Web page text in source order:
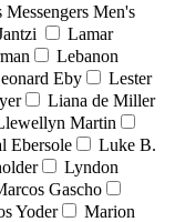
Men's
Lamar
Lebanon
Eby
Lester
Liana de Miller
Martin
Ebersole
Luke B.
Lyndon
Gascho
Yoder
Marion